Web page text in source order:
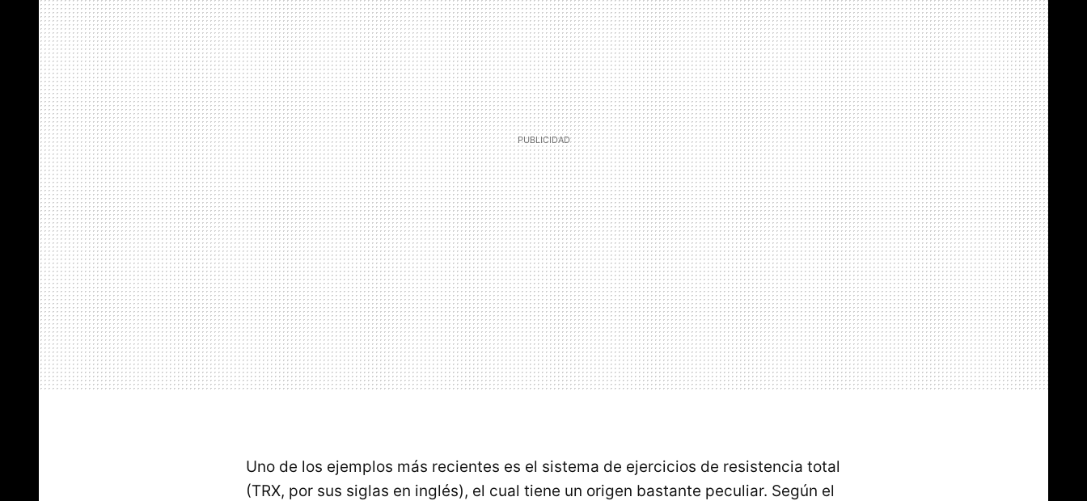
Uno de los ejemplos más recientes es el sistema de ejercicios de resistencia total
(TRX, por sus siglas en inglés), el cual tiene un origen bastante peculiar. Según el